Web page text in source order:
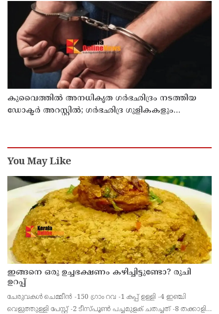
കുവൈത്തില്‍ അനധികൃത ഗര്‍ഭഛിദ്രം നടത്തിയ
ഡോക്ടര്‍ അറസ്റ്റില്‍; ഗര്‍ഭഛിദ്ര ഗുളികകളും
You May Like
ഇങ്ങനെ ഒരു ഉച്ചഭക്ഷണം കഴിച്ചിട്ടുണ്ടോ? രുചി
ഉറപ്പ്
ചേരുവകൾ ചെമ്മീൻ -150 ഗ്രാം റവ -1 കപ്പ് ഉള്ളി -4 ഇഞ്ചി
വെളുത്തുള്ളി പേസ്റ്റ് -2 ടീസ്പൂൺ പച്ചമുളക് ചതച്ചത് -8 തക്കാളി